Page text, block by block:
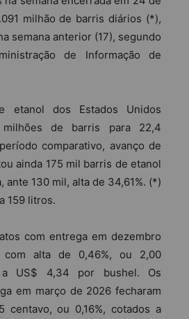
milhão de barris diários (*),
semana anterior (17), segundo
de Informação de
etanol dos Estados Unidos
milhões de barris para 22,4
comparativo, avanço de
ainda 175 mil barris de etanol
ante 130 mil, alta de 34,61%. (*)
159 litros.
com entrega em dezembro
com alta de 0,46%, ou 2,00
a US$ 4,34 por bushel. Os
em março de 2026 fecharam
centavo, ou 0,16%, cotados a